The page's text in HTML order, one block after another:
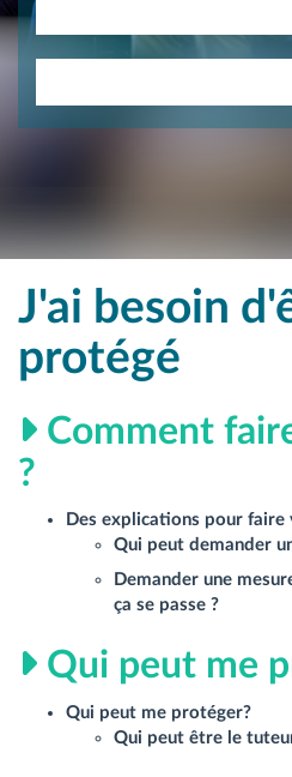
J'ai besoin
protégé
Comment
?
Des explications pour faire
Qui peut demander
Demander une
ça se passe ?
Qui peut me
Qui peut me protéger?
Qui peut être le